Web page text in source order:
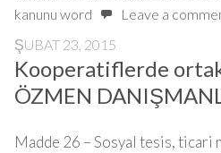
kanunu word
Leave a
ŞUBAT 23, 2015
Kooperatiflerde
ÖZMEN
Madde 26 – Sosyal tesis, ticari